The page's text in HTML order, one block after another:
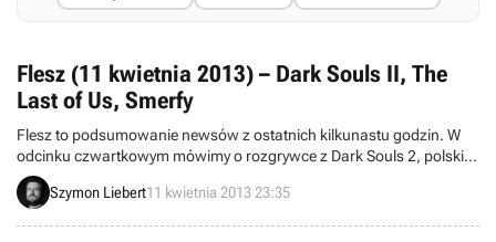
Flesz (11 kwietnia 2013) – Dark Souls II, The
Last of Us, Smerfy
Flesz to podsumowanie newsów z ostatnich kilkunastu godzin. W
odcinku czwartkowym mówimy o rozgrywce z Dark Souls 2, polskiej
wersji językowej The Last of Us i zapowiedzi nowych przygód
Smerfów.Szymon Liebert11 kwietnia 2013 23:35